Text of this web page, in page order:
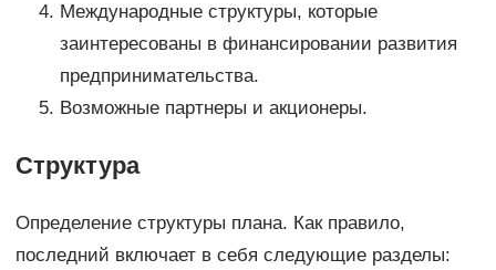
Международные структуры, которые
заинтересованы в финансировании развития
предпринимательства.
Возможные партнеры и акционеры.
Структура
Определение структуры плана. Как правило,
последний включает в себя следующие разделы: